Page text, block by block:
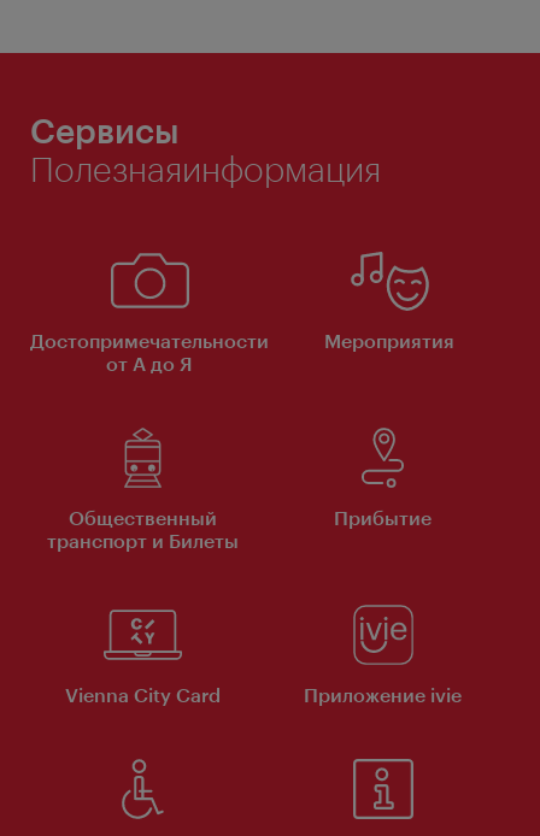
Сервисы
Полезнаяинформация
Достопримечательности
от А до Я
Мероприятия
Общественный
транспорт и Билеты
Прибытие
Vienna City Card Приложение ivie